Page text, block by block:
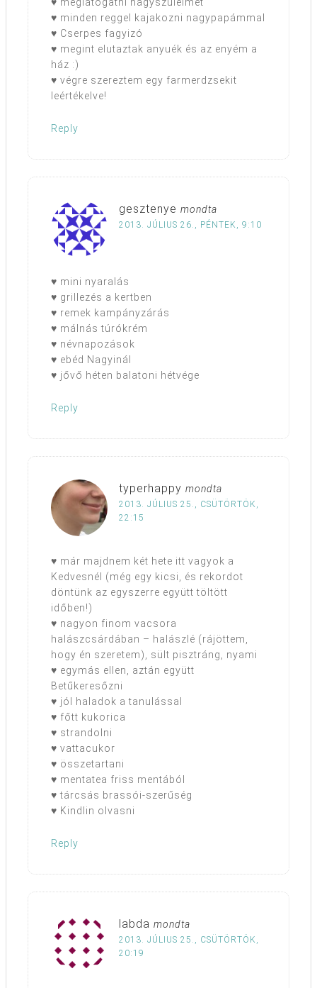
♥ meglátogatni nagyszüleimet
♥ minden reggel kajakozni nagypapámmal
♥ Cserpes fagyizó
♥ megint elutaztak anyuék és az enyém a
ház :)
♥ végre szereztem egy farmerdzsekit
leértékelve!
Reply
gesztenye mondta
2013. JÚLIUS 26., PÉNTEK, 9:10
♥ mini nyaralás
♥ grillezés a kertben
♥ remek kampányzárás
♥ málnás túrókrém
♥ névnapozások
♥ ebéd Nagyinál
♥ jővő héten balatoni hétvége
Reply
typerhappy mondta
2013. JÚLIUS 25., CSÜTÖRTÖK,
22:15
♥ már majdnem két hete itt vagyok a
Kedvesnél (még egy kicsi, és rekordot
döntünk az egyszerre együtt töltött
időben!)
♥ nagyon finom vacsora
halászcsárdában – halászlé (rájöttem,
hogy én szeretem), sült pisztráng, nyami
♥ egymás ellen, aztán együtt
Betűkeresőzni
♥ jól haladok a tanulással
♥ főtt kukorica
♥ strandolni
♥ vattacukor
♥ összetartani
♥ mentatea friss mentából
♥ tárcsás brassói-szerűség
♥ Kindlin olvasni
Reply
labda mondta
2013. JÚLIUS 25., CSÜTÖRTÖK,
20:19